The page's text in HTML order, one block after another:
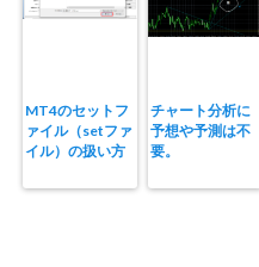
MT4のセットフ
ァイル（setファ
イル）の扱い方
チャート分析に
予想や予測は不
要。